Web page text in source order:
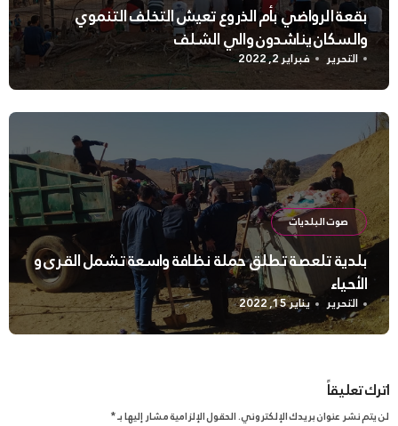
بقعة الرواضي بأم الذروع تعيش التخلف التنموي
والسكان يناشدون والي الشلف
التحرير فبراير 2, 2022
صوت البلديات
بلدية تلعصة تطلق حملة نظافة واسعة تشمل القرى و
الأحياء
التحرير يناير 15, 2022
اترك تعليقاً
لن يتم نشر عنوان بريدك الإلكتروني.الحقول الإلزامية مشار إليها بـ*